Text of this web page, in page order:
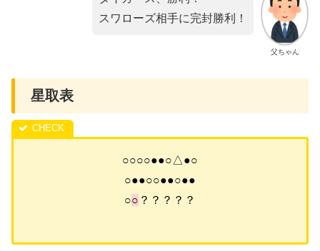
父ちゃん
スワローズ相手に完封勝利！
星取表
○○○○●●○△●○
○●●○○●●○●●
○○ ？？？？？